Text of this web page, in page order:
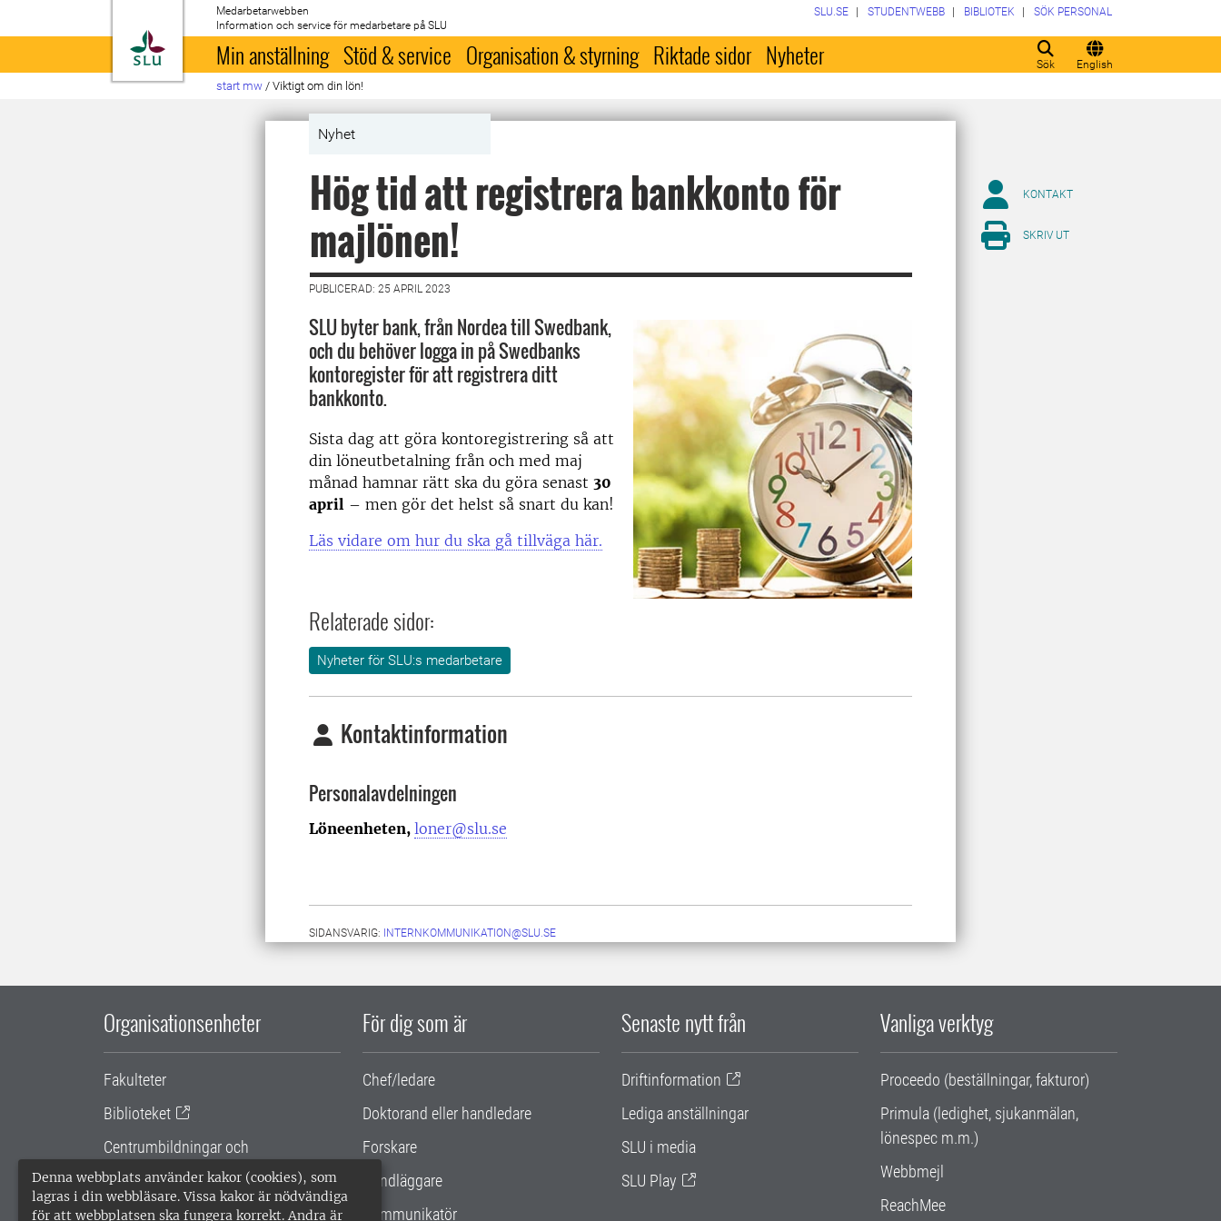
Denna webbplats använder kakor (cookies), som
lagras i din webbläsare. Vissa kakor är nödvändiga
för att webbplatsen ska fungera korrekt. Andra är
Till startsida
Medarbetarwebben
Information och service för medarbetare på SLU
Sök English
SLU.SE STUDENTWEBB BIBLIOTEK SÖK PERSONAL
Min anställning Stöd & service Organisation & styrning Riktade sidor Nyheter
start mw / Viktigt om din lön!
Nyhet
Hög tid att registrera bankkonto för
majlönen!
PUBLICERAD: 25 APRIL 2023
SLU byter bank, från Nordea till Swedbank,
och du behöver logga in på Swedbanks
kontoregister för att registrera ditt
bankkonto.
Sista dag att göra kontoregistrering så att
din löneutbetalning från och med maj
månad hamnar rätt ska du göra senast 30
april – men gör det helst så snart du kan!
Läs vidare om hur du ska gå tillväga här.
Relaterade sidor:
Nyheter för SLU:s medarbetare
Kontaktinformation
Personalavdelningen
Löneenheten, loner@slu.se
SIDANSVARIG: INTERNKOMMUNIKATION@SLU.SE
KONTAKT
SKRIV UT
Organisationsenheter
Fakulteter
Biblioteket
Centrumbildningar och
samarbetsprojekt
Gemensamma verksamhetsstödet
För dig som är
Chef/ledare
Doktorand eller handledare
Forskare
Handläggare
Kommunikatör
Senaste nytt från
Driftinformation
Lediga anställningar
SLU i media
SLU Play
Vanliga verktyg
Proceedo (beställningar, fakturor)
Primula (ledighet, sjukanmälan,
lönespec m.m.)
Webbmejl
ReachMee